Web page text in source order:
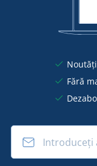
Fără